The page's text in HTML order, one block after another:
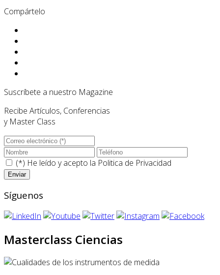
Compártelo
Suscríbete a nuestro Magazine
Recibe Artículos, Conferencias
y Master Class
(*) He leído y acepto la Politica de Privacidad
Síguenos
Masterclass Ciencias